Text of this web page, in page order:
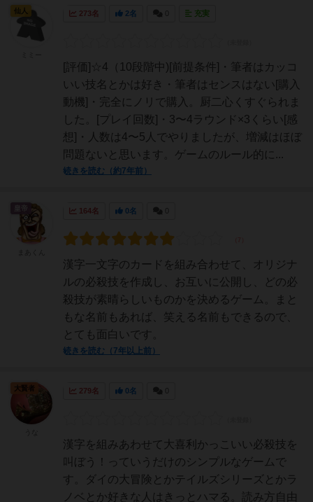
273名 2名 充実
[評価]☆4（10段階中)[前提条件]・筆者はカッコ
いい技名とかは好き・筆者はセンスはない[購入
動機]・完全にノリで購入。厨二心くすぐられま
した。[プレイ回数]・3〜4ラウンド×3くらい[感
想]・人数は4〜5人でやりましたが、増減はほぼ
問題ないと思います。ゲームのルール的に...
続きを読む（約7年前）
仙人
164名 0名
漢字一文字のカードを組み合わせて、オリジナ
ルの必殺技を作成し、お互いに公開し、どの必
殺技が素晴らしいものかを決めるゲーム。まと
もな名前もあれば、笑える名前もできるので、
とても面白いです。
続きを読む（7年以上前）
皇帝
279名 0名
漢字を組みあわせて大喜利かっこいい必殺技を
叫ぼう！っていうだけのシンプルなゲームで
す。ダイの大冒険とかテイルズシリーズとかラ
ノベとか好きな人はきっとハマる。読み方自由
大賢者